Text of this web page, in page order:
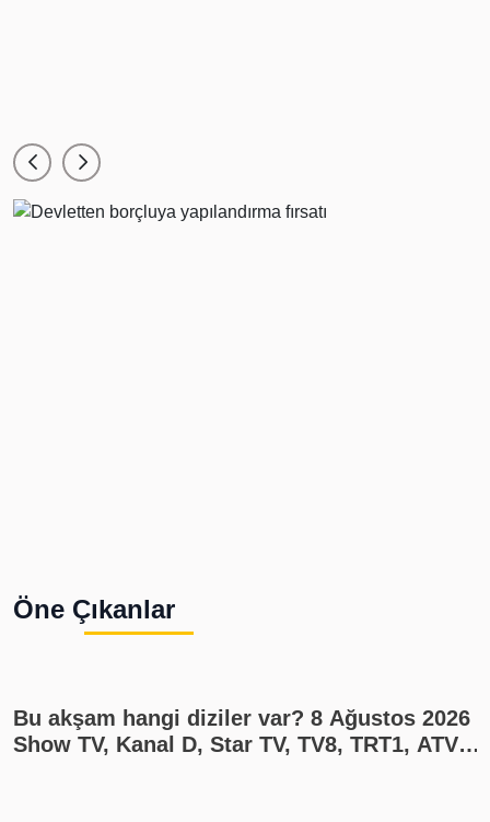
Öne Çıkanlar
Bu akşam hangi diziler var? 8 Ağustos 2026
Show TV, Kanal D, Star TV, TV8, TRT1, ATV